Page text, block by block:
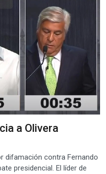
a Olivera
difamación contra Fernando
presidencial. El líder de